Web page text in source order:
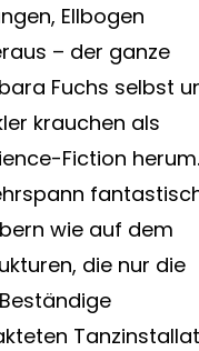
Ellbogen
– der ganze
Fuchs selbst
krauchen als
Fiction herum.
wie auf dem
die nur die